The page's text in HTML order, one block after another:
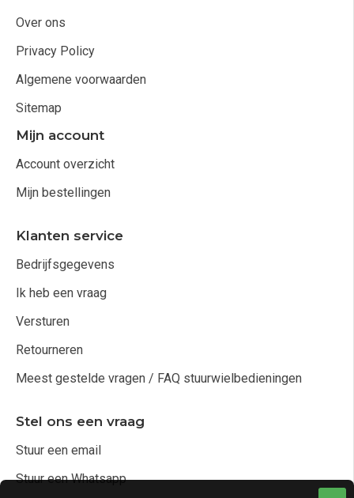
Over ons
Privacy Policy
Algemene voorwaarden
Sitemap
Mijn account
Account overzicht
Mijn bestellingen
Klanten service
Bedrijfsgegevens
Ik heb een vraag
Versturen
Retourneren
Meest gestelde vragen / FAQ stuurwielbedieningen
Stel ons een vraag
Stuur een email
Stuur een Whatsapp